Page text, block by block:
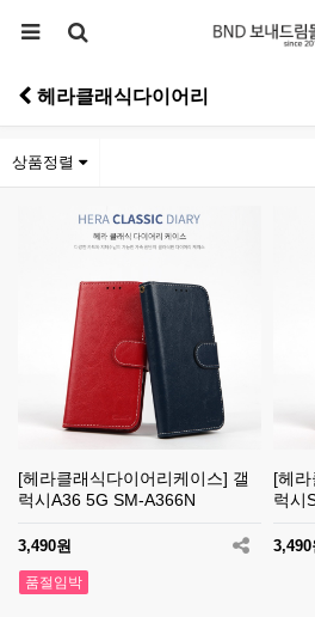
헤라클래식다이어리
상품정렬
[헤라클래식다이어리케이스] 갤
럭시A36 5G SM-A366N
3,490원
품절임박
[헤
럭시
3,490